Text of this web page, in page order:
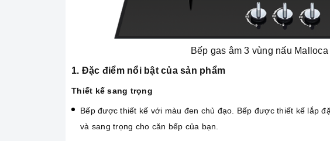
Bếp gas âm 3 vùng nấu
1. Đặc điểm nổi bật của sản phẩm
Thiết kế sang trọng
Bếp được thiết kế với màu đen chủ đạo. Bếp được thiết kế lắp
và sang trọng cho căn bếp của bạn.